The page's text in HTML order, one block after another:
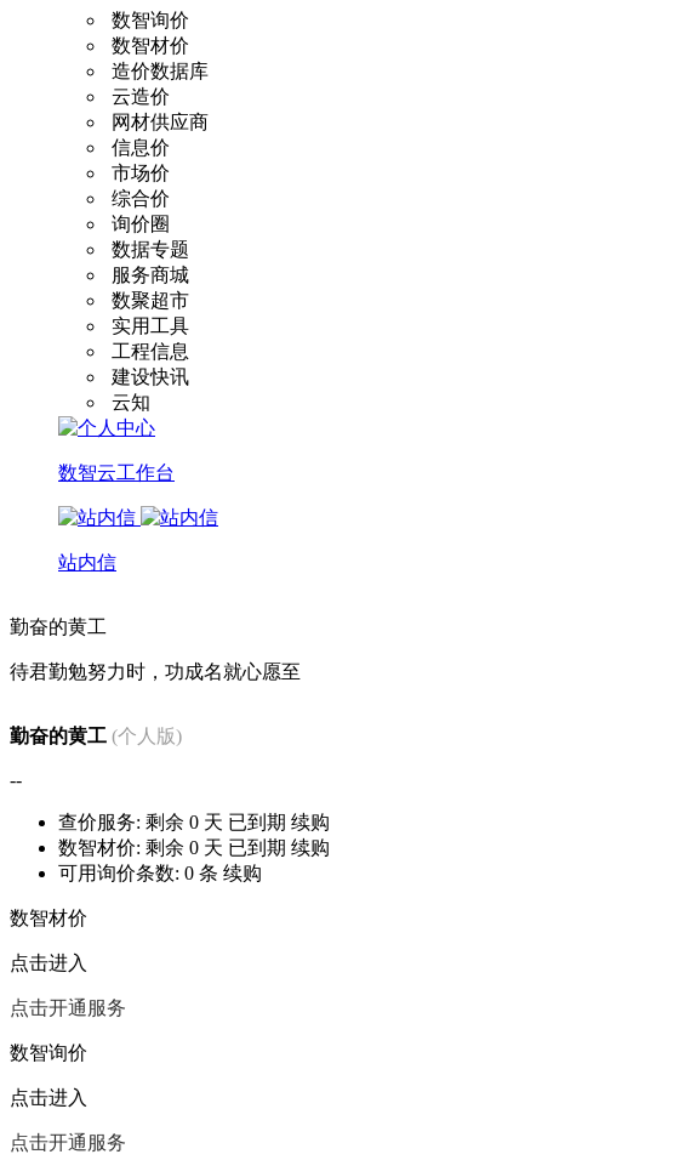
数智询价
数智材价
造价数据库
云造价
网材供应商
信息价
市场价
综合价
询价圈
数据专题
服务商城
数聚超市
实用工具
工程信息
建设快讯
云知
数智云工作台
站内信
勤奋的黄工
待君勤勉努力时，功成名就心愿至
勤奋的黄工 (个人版)
--
查价服务: 剩余 0 天 已到期 续购
数智材价: 剩余 0 天 已到期 续购
可用询价条数: 0 条 续购
数智材价
点击进入
点击开通服务
数智询价
点击进入
点击开通服务